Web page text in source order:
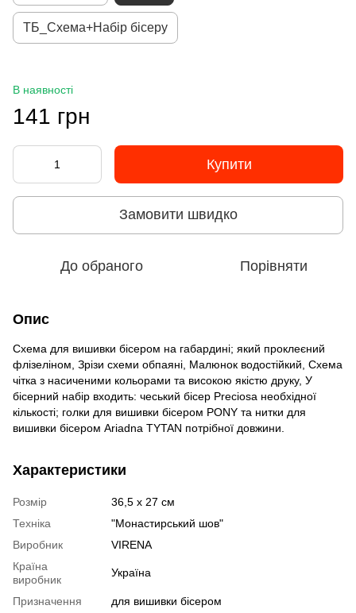
ТБ_Схема+Набір бісеру
В наявності
141 грн
Купити
Замовити швидко
До обраного Порівняти
Опис
Схема для вишивки бісером на габардині; який проклеєний
флізеліном, Зрізи схеми обпаяні, Малюнок водостійкий, Схема
чітка з насиченими кольорами та високою якістю друку, У
бісерний набір входить: чеський бісер Preciosa необхідної
кількості; голки для вишивки бісером PONY та нитки для
вишивки бісером Ariadna TYTAN потрібної довжини.
Характеристики
Розмір
36,5 х 27 см
Техніка
"Монастирський шов"
Виробник
VIRENA
Країна
виробник
Україна
Призначення для вишивки бісером